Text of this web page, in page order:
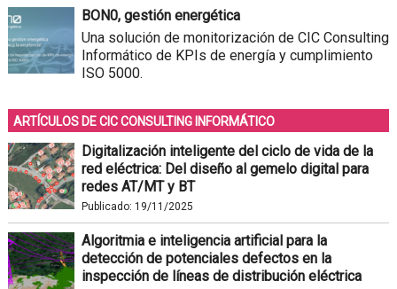
BON0, gestión energética
Una solución de monitorización de CIC Consulting
Informático de KPIs de energía y cumplimiento
ISO 5000.
ARTÍCULOS DE CIC CONSULTING INFORMÁTICO
Digitalización inteligente del ciclo de vida de la
red eléctrica: Del diseño al gemelo digital para
redes AT/MT y BT
Publicado: 19/11/2025
Algoritmia e inteligencia artificial para la
detección de potenciales defectos en la
inspección de líneas de distribución eléctrica